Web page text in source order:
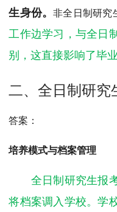
院校库 考试报名 招
考试真题
报考经验
生身份。非全日制研究
工作边学习，与全日
别，这直接影响了毕
二、全日制研究
答案：
培养模式与档案管理
全日制研究生报考
将档案调入学校。学